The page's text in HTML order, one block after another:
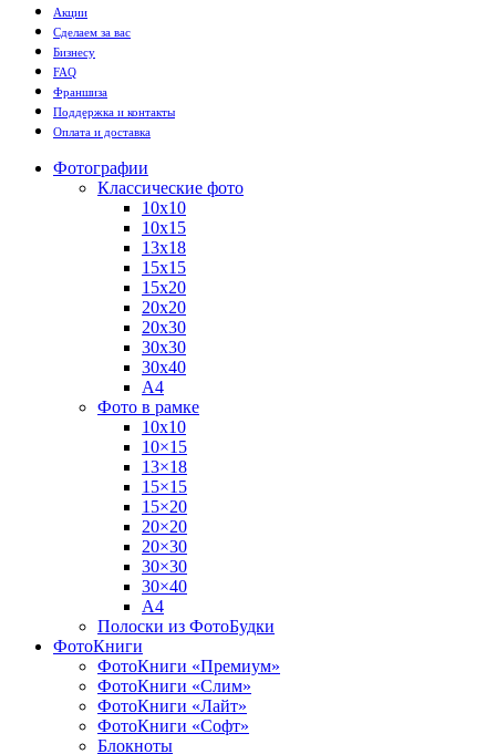
Акции
Сделаем за вас
Бизнесу
FAQ
Франшиза
Поддержка и контакты
Оплата и доставка
Фотографии
Классические фото
10х10
10х15
13х18
15х15
15х20
20х20
20х30
30х30
30х40
А4
Фото в рамке
10х10
10×15
13×18
15×15
15×20
20×20
20×30
30×30
30×40
A4
Полоски из ФотоБудки
ФотоКниги
ФотоКниги «Премиум»
ФотоКниги «Слим»
ФотоКниги «Лайт»
ФотоКниги «Софт»
Блокноты